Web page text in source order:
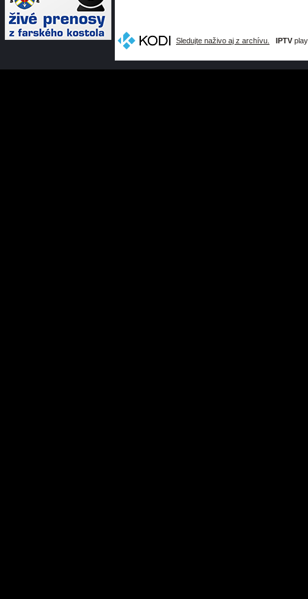
Sledujte naživo aj z archívu. IPTV